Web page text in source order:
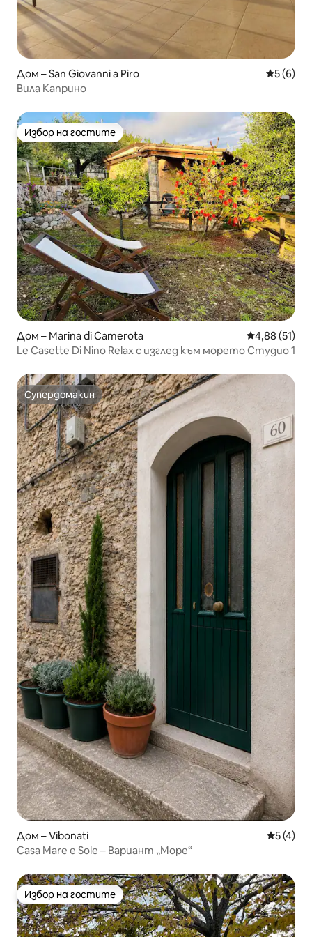
Дом – San Giovanni a Piro Средна
5 (6)
Вила Каприно
Избор на гостите
Избор на гостите
Дом – Marina di Camerota Средна
4,88 (51)
Le Casette Di Nino Relax с изглед към морето Студио 1
Супердомакин
Супердомакин
Дом – Vibonati Средна
5 (4)
Casa Mare e Sole – Вариант „Море“
Избор на гостите
Избор на гостите